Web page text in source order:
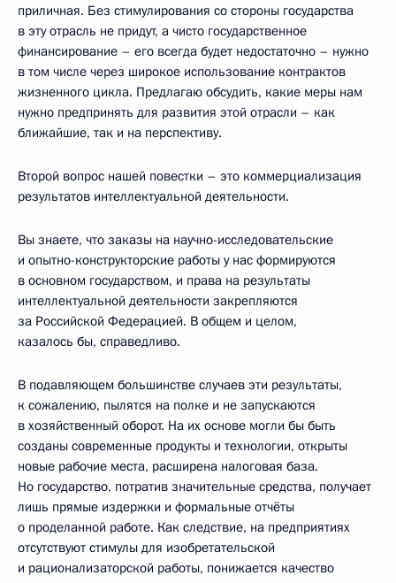
приличная. Без стимулирования со стороны государства
в эту отрасль не придут, а чисто государственное
финансирование – его всегда будет недостаточно – нужно
в том числе через широкое использование контрактов
жизненного цикла. Предлагаю обсудить, какие меры нам
нужно предпринять для развития этой отрасли – как
ближайшие, так и на перспективу.
Второй вопрос нашей повестки – это коммерциализация
результатов интеллектуальной деятельности.
Вы знаете, что заказы на научно-исследовательские
и опытно-конструкторские работы у нас формируются
в основном государством, и права на результаты
интеллектуальной деятельности закрепляются
за Российской Федерацией. В общем и целом,
казалось бы, справедливо.
В подавляющем большинстве случаев эти результаты,
к сожалению, пылятся на полке и не запускаются
в хозяйственный оборот. На их основе могли бы быть
созданы современные продукты и технологии, открыты
новые рабочие места, расширена налоговая база.
Но государство, потратив значительные средства, получает
лишь прямые издержки и формальные отчёты
о проделанной работе. Как следствие, на предприятиях
отсутствуют стимулы для изобретательской
и рационализаторской работы, понижается качество